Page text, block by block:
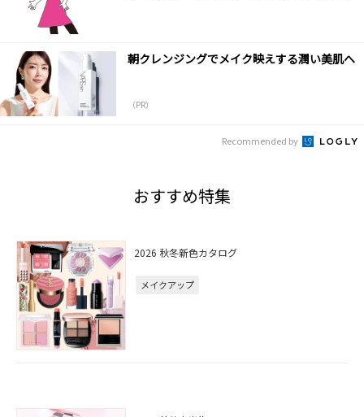
朝クレンジングでメイク映えする潤い美肌へ
（PR）
Recommended by
おすすめ特集
2026 秋冬新色カタログ
メイクアップ